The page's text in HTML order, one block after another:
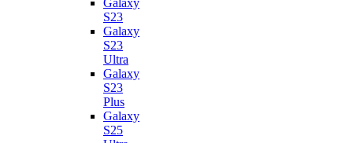
Galaxy
S23
Galaxy
S23
Ultra
Galaxy
S23
Plus
Galaxy
S25